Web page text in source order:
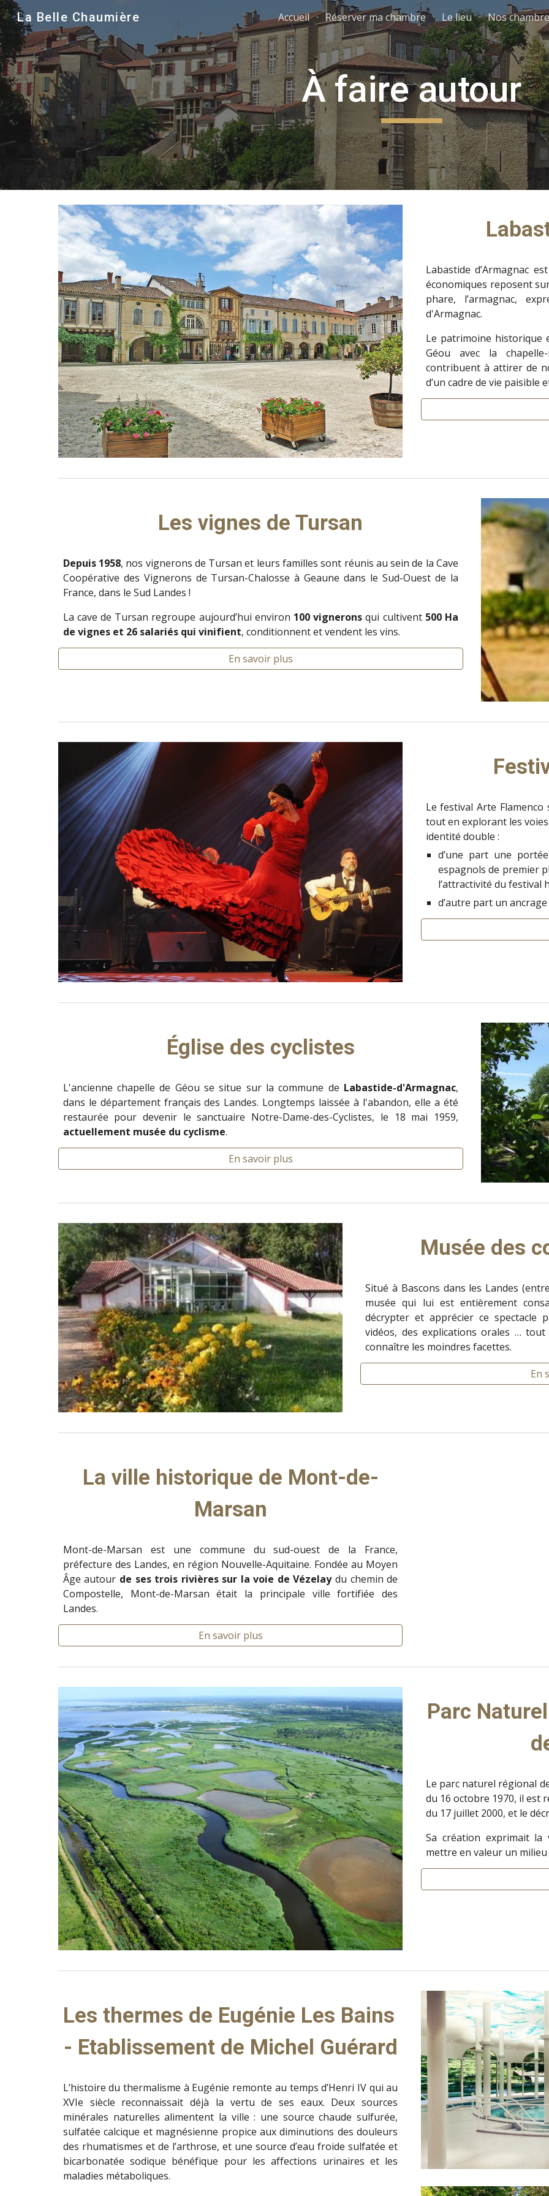
Skip to main content Skip to
La Belle Chaumière Accueil Réserver ma chambre Le lieu Nos
À faire autour
Labastide d’Armagnac
économiques reposent
phare, l’armagnac,
d'Armagnac.
Le patrimoine historique
Géou avec la
contribuent à attirer de
d’un cadre de vie paisible
Les vignes de Tursan
Depuis 1958, nos vignerons de Tursan et leurs familles sont réunis au sein de la Cave
Coopérative des Vignerons de Tursan-Chalosse à Geaune dans le Sud-Ouest de la
France, dans le Sud Landes !
La cave de Tursan regroupe aujourd’hui environ 100 vignerons qui cultivent 500 Ha
de vignes et 26 salariés qui vinifient, conditionnent et vendent les vins.
En savoir plus
Le festival Arte
tout en explorant les
identité double :
d’une part une
espagnols de premier
l’attractivité du festival
d’autre part un
Église des cyclistes
L'ancienne chapelle de Géou se situe sur la commune de Labastide-d'Armagnac,
dans le département français des Landes. Longtemps laissée à l'abandon, elle a été
restaurée pour devenir le sanctuaire Notre-Dame-des-Cyclistes, le 18 mai 1959,
actuellement musée du cyclisme.
En savoir plus
Musée des
Situé à Bascons dans les Landes
musée qui lui est entièrement
décrypter et apprécier ce spectacle
vidéos, des explications orales …
connaître les moindres facettes.
En
La ville historique de Mont-de-
Marsan
Mont-de-Marsan est une commune du sud-ouest de la France,
préfecture des Landes, en région Nouvelle-Aquitaine. Fondée au Moyen
Âge autour de ses trois rivières sur la voie de Vézelaydu chemin de
Compostelle, Mont-de-Marsan était la principale ville fortifiée des
Landes.
En savoir plus
Parc
Le parc naturel régional
du 16 octobre 1970, il est
du 17 juillet 2000, et le
Sa création exprimait
mettre en valeur un
Les thermes de Eugénie Les Bains
- Etablissement de Michel Guérard
L’histoire du thermalisme à Eugénie remonte au temps d’Henri IV qui au
XVIe siècle reconnaissait déjà la vertu de ses eaux. Deux sources
minérales naturelles alimentent la ville : une source chaude sulfurée,
sulfatée calcique et magnésienne propice aux diminutions des douleurs
des rhumatismes et de l’arthrose, et une source d’eau froide sulfatée et
bicarbonatée sodique bénéfique pour les affections urinaires et les
maladies métaboliques.